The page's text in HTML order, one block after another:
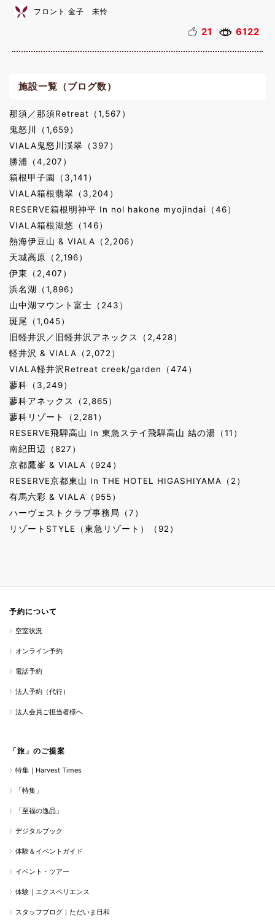
フロント 金子 未怜
21 6122
施設一覧（ブログ数）
那須／那須Retreat（1,567）
鬼怒川（1,659）
VIALA鬼怒川渓翠（397）
勝浦（4,207）
箱根甲子園（3,141）
VIALA箱根翡翠（3,204）
RESERVE箱根明神平 In nol hakone myojindai（46）
VIALA箱根湖悠（146）
熱海伊豆山 & VIALA（2,206）
天城高原（2,196）
伊東（2,407）
浜名湖（1,896）
山中湖マウント富士（243）
斑尾（1,045）
旧軽井沢／旧軽井沢アネックス（2,428）
軽井沢 & VIALA（2,072）
VIALA軽井沢Retreat creek/garden（474）
蓼科（3,249）
蓼科アネックス（2,865）
蓼科リゾート（2,281）
RESERVE飛騨高山 In 東急ステイ飛騨高山 結の湯（11）
南紀田辺（827）
京都鷹峯 & VIALA（924）
RESERVE京都東山 In THE HOTEL HIGASHIYAMA（2）
有馬六彩 & VIALA（955）
ハーヴェストクラブ事務局（7）
リゾートSTYLE（東急リゾート）（92）
予約について
空室状況
オンライン予約
電話予約
法人予約（代行）
法人会員ご担当者様へ
「旅」のご提案
特集｜Harvest Times
「特集」
「至福の逸品」
デジタルブック
体験＆イベントガイド
イベント・ツアー
体験｜エクスペリエンス
スタッフブログ｜ただいま日和